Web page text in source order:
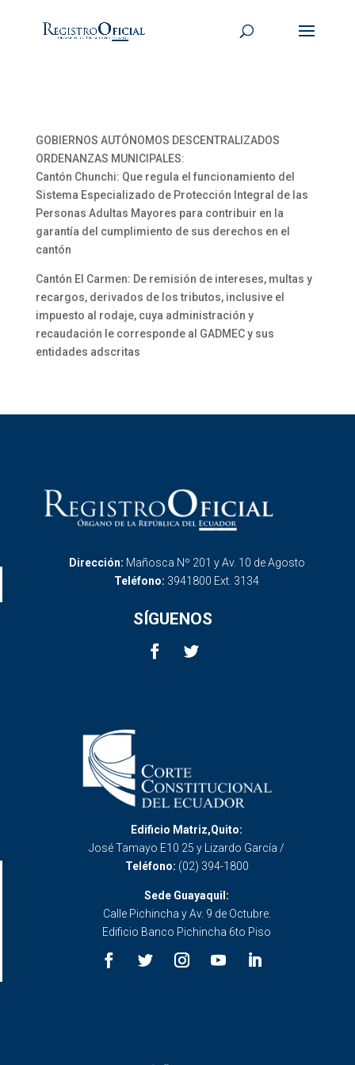
GOBIERNOS AUTÓNOMOS DESCENTRALIZADOS
ORDENANZAS MUNICIPALES:
Cantón Chunchi: Que regula el funcionamiento del
Sistema Especializado de Protección Integral de las
Personas Adultas Mayores para contribuir en la
garantía del cumplimiento de sus derechos en el
cantón
Cantón El Carmen: De remisión de intereses, multas y
recargos, derivados de los tributos, inclusive el
impuesto al rodaje, cuya administración y
recaudación le corresponde al GADMEC y sus
entidades adscritas
Dirección: Mañosca Nº 201 y Av. 10 de Agosto
Teléfono: 3941800 Ext. 3134
SÍGUENOS
Edificio Matriz,Quito:
José Tamayo E10 25 y Lizardo García /
Teléfono: (02) 394-1800
Sede Guayaquil:
Calle Pichincha y Av. 9 de Octubre.
Edificio Banco Pichincha 6to Piso